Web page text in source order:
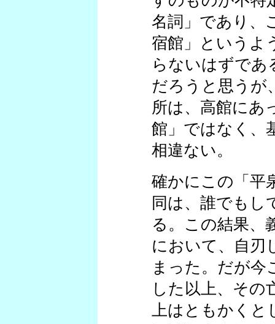
名詞」であり、
宿館」というよ
らないはずであ
だろうと思うが
所は、高館にあ
館」ではなく、
相違ない。
確かにこの「平
同は、誰でもし
る。この結果、
において、自刃
まった。だが今
した以上、その
上はともかくと